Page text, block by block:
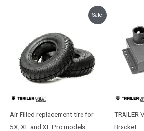
Sale!
Air Filled replacement tire for
5X, XL and XL Pro models
était :
$59.42.
est :
$54.02.
TRAILER
Bracket